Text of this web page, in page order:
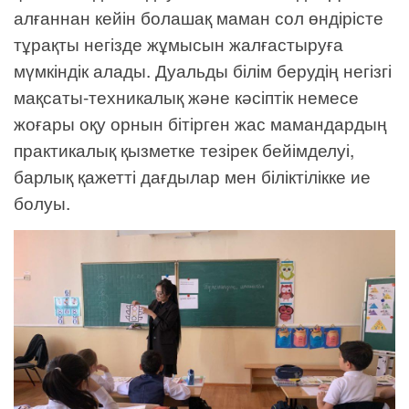
алғаннан кейін болашақ маман сол өндірісте
тұрақты негізде жұмысын жалғастыруға
мүмкіндік алады. Дуальды білім берудің негізгі
мақсаты-техникалық және кәсіптік немесе
жоғары оқу орнын бітірген жас мамандардың
практикалық қызметке тезірек бейімделуі,
барлық қажетті дағдылар мен біліктілікке ие
болуы.